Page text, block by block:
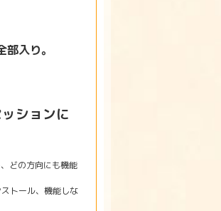
入り。
ションに
どの方向にも機能
トール、機能しな